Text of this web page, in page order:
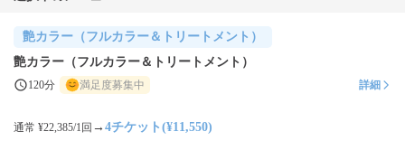
艶カラー（フルカラー＆トリートメント）
艶カラー（フルカラー＆トリートメント）
120分 満足度募集中 詳細
通常 ¥22,385/1回 → 4チケット(¥11,550)